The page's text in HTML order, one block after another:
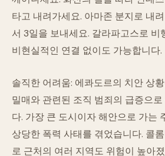
타고 내려가세요. 아마존 분지로 내려
서 3일을 보내세요. 갈라파고스로 비
비현실적인 연결 없이도 가능합니다.
솔직한 어려움: 에콰도르의 치안 상
밀매와 관련된 조직 범죄의 급증으로
다. 가장 큰 도시이자 해안으로 가는
상당한 폭력 사태를 겪었습니다. 콜롬
로 근처의 여러 지역도 위험이 높아